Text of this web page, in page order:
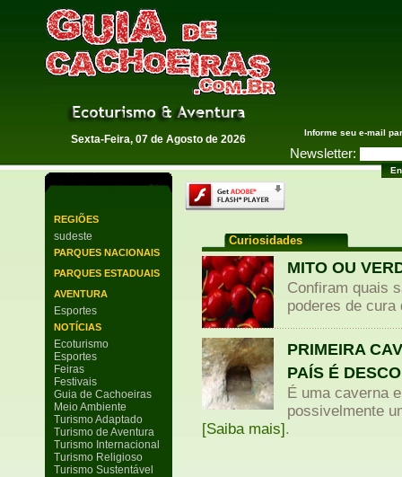
Guia de Cachoeiras
Sexta-Feira, 07 de Agosto de 2026
Informe seu e-mail
Newsletter:
REGIÕES
sudeste
PARQUES NACIONAIS
PARQUES ESTADUAIS
AVENTURA
Esportes
NOTÍCIAS
Ecoturismo
Esportes
Feiras
Festivais
Guia de Cachoeiras
Meio Ambiente
Turismo Adaptado
Turismo de Aventura
Turismo Internacional
Turismo Religioso
Turismo Sustentável
Curiosidades
MITO OU
Confiram quais
poderes de
PRIMEIRA
PAÍS É
É uma caverna
possivelmente
[Saiba mais].